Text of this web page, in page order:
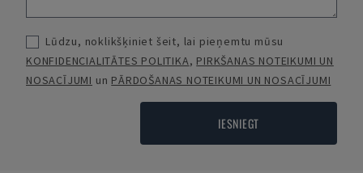
Lūdzu, noklikšķiniet šeit, lai pieņemtu mūsu
KONFIDENCIALITĀTES POLITIKA, PIRKŠANAS NOTEIKUMI UN
NOSACĪJUMI un PĀRDOŠANAS NOTEIKUMI UN NOSACĪJUMI
IESNIEGT